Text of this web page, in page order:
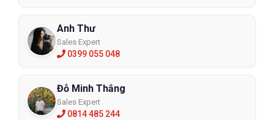
Anh Thư
Sales Expert
0399 055 048
Đỗ Minh Thắng
Sales Expert
0814 485 244